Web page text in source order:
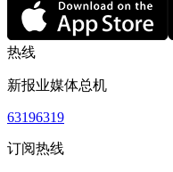
热线
新报业媒体总机
63196319
订阅热线